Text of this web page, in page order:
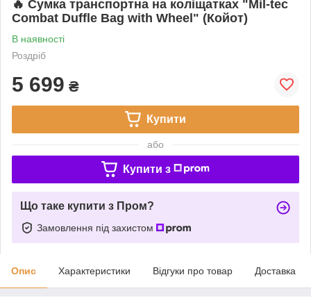
🔥 Сумка транспортна на коліщатках "Mil-tec
Combat Duffle Bag with Wheel" (Койот)
В наявності
Роздріб
5 699 ₴
Купити
або
Купити з
Що таке купити з Пром?
Замовлення під захистом
Опис Характеристики Відгуки про товар Доставка